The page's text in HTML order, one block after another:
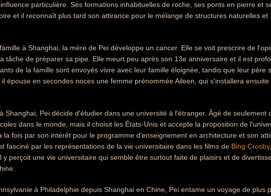
particulière. Ses formations inhabituelles de roche, ses ponts en pierre et
et il reconnaît plus tard son attirance pour le mélange de structures naturelles et
à Shanghai, la mère de Pei développe un cancer. Elle se voit prescrire de
tâche de préparer sa pipe. Elle meurt peu après son 13e anniversaire et il est
de la famille sont envoyés vivre avec leur famille éloignée, tandis que leur père
épouse en secondes noces une femme prénommée Aileen, qui s'installera ensuite
Shanghai, Pei décide d'étudier dans une université à l'étranger. Âgé de seulement
dans le monde, mais il choisit les États-Unis et accepte la proposition de
la fois par son intérêt pour le programme d'enseignement en architecture et son
fasciné par les représentations de la vie universitaire dans les films de Bing Crosby
perçoit une vie universitaire qui semble être surtout faite de plaisirs et de
à Philadelphie depuis Shanghai en Chine, Pei entame un voyage de plus